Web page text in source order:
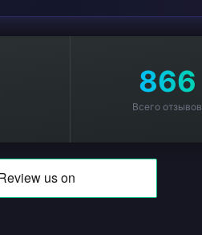
866
Всего отзывов